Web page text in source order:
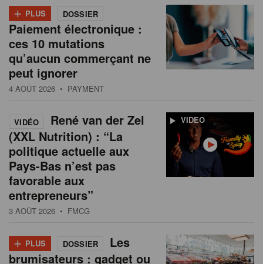
+ PLUS DOSSIER
Paiement électronique :
ces 10 mutations
qu’aucun commerçant ne
peut ignorer
4 AOÛT 2026 • PAYMENT
VIDEO
VIDÉO
René van der Zel
(XXL Nutrition) : “La
politique actuelle aux
Pays-Bas n’est pas
favorable aux
entrepreneurs”
3 AOÛT 2026 • FMCG
+ PLUS DOSSIER
Les
brumisateurs : gadget ou